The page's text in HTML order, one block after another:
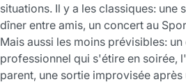
situations. Il y a les classiques: une
dîner entre amis, un concert au
Mais aussi les moins prévisibles:
professionnel qui s'étire en soirée,
parent, une sortie improvisée